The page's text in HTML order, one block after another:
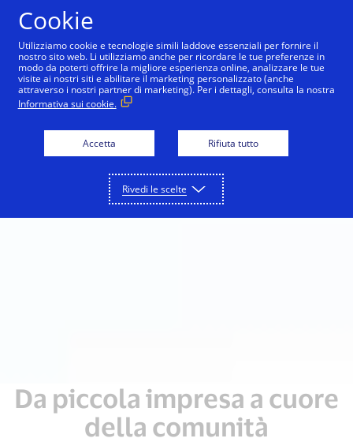
Da piccola impresa a cuore
della comunità
Cookie
Utilizziamo cookie e tecnologie simili laddove essenziali per fornire il
nostro sito web. Li utilizziamo anche per ricordare le tue preferenze in
modo da poterti offrire la migliore esperienza online, analizzare le tue
visite ai nostri siti e abilitare il marketing personalizzato (anche
attraverso i nostri partner di marketing). Per i dettagli, consulta la nostra
Informativa sui cookie.
Accetta Rifiuta tutto
Rivedi le scelte